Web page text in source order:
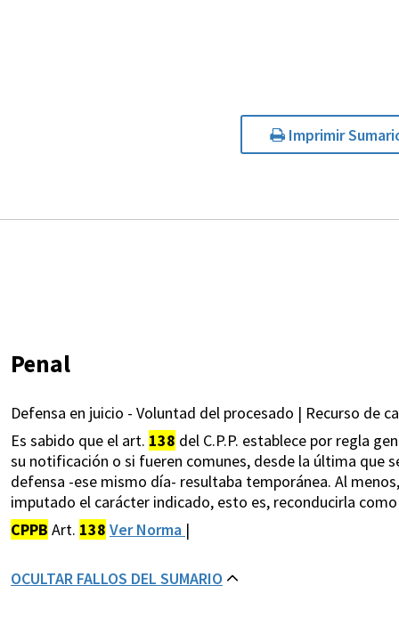
Imprimir
Penal
Defensa en juicio - Voluntad del procesado | Recurso de
Es sabido que el art. 138 del C.P.P. establece por regla
su notificación o si fueren comunes, desde la última que
defensa -ese mismo día- resultaba temporánea. Al
imputado el carácter indicado, esto es, reconducirla
CPPB Art. 138 Ver Norma |
OCULTAR FALLOS DEL SUMARIO